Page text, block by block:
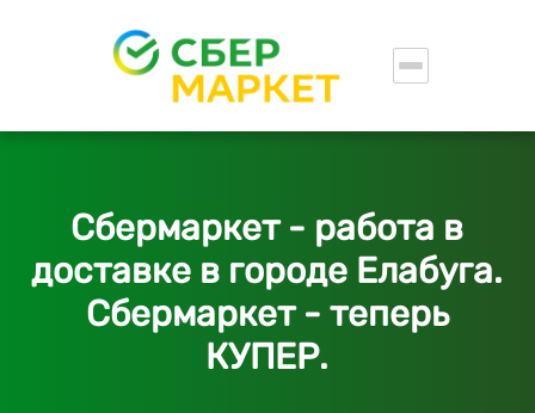
Сбермаркет - работа в
доставке в городе Елабуга.
Сбермаркет - теперь
КУПЕР.